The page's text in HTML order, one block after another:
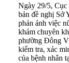
Ngày 29/5,
bản đề nghị Sở
phản ánh việc
khám chuyên
phường Đông
kiểm tra, xác
của bệnh nhân